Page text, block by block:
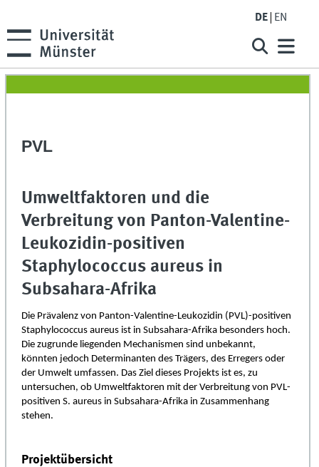
DE EN
PVL
Umweltfaktoren und die
Verbreitung von Panton-Valentine-
Leukozidin-positiven
Staphylococcus aureus in
Subsahara-Afrika
Die Prävalenz von Panton-Valentine-Leukozidin (PVL)-positiven
Staphylococcus aureus ist in Subsahara-Afrika besonders hoch.
Die zugrunde liegenden Mechanismen sind unbekannt,
könnten jedoch Determinanten des Trägers, des Erregers oder
der Umwelt umfassen. Das Ziel dieses Projekts ist es, zu
untersuchen, ob Umweltfaktoren mit der Verbreitung von PVL-
positiven S. aureus in Subsahara-Afrika in Zusammenhang
stehen.
Projektübersicht